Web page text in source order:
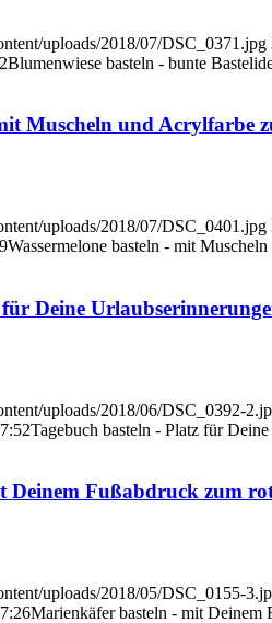
uploads/2018/07/DSC_0371.jpg
Blumenwiese basteln - bunte
Muscheln und Acrylfarbe
uploads/2018/07/DSC_0401.jpg
Wassermelone basteln - mit
Deine
uploads/2018/06/DSC_0392-
Tagebuch basteln - Platz für
Deinem Fußabdruck zum
uploads/2018/05/DSC_0155-
Marienkäfer basteln - mit Deinem